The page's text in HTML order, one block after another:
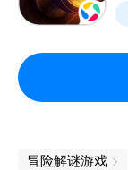
冒险解谜游戏